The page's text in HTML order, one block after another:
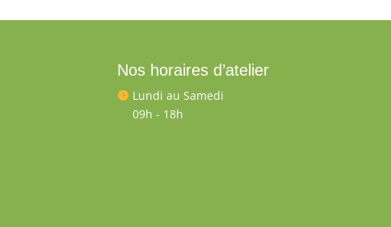
Nos horaires d’atelier
 Lundi au Samedi
09h - 18h